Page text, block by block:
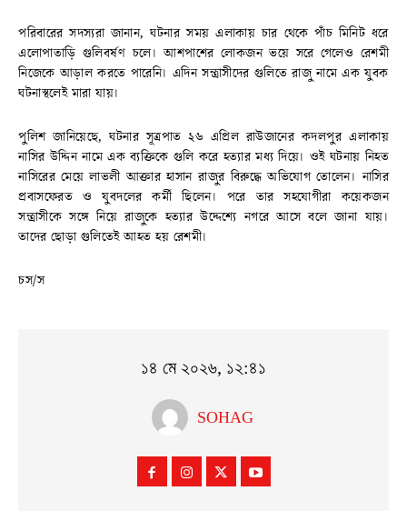
পরিবারের সদস্যরা জানান, ঘটনার সময় এলাকায় চার থেকে পাঁচ মিনিট ধরে
এলোপাতাড়ি গুলিবর্ষণ চলে। আশপাশের লোকজন ভয়ে সরে গেলেও রেশমী
নিজেকে আড়াল করতে পারেনি। এদিন সন্ত্রাসীদের গুলিতে রাজু নামে এক যুবক
ঘটনাস্থলেই মারা যায়।
পুলিশ জানিয়েছে, ঘটনার সূত্রপাত ২৬ এপ্রিল রাউজানের কদলপুর এলাকায়
নাসির উদ্দিন নামে এক ব্যক্তিকে গুলি করে হত্যার মধ্য দিয়ে। ওই ঘটনায় নিহত
নাসিরের মেয়ে লাভলী আক্তার হাসান রাজুর বিরুদ্ধে অভিযোগ তোলেন। নাসির
প্রবাসফেরত ও যুবদলের কর্মী ছিলেন। পরে তার সহযোগীরা কয়েকজন
সন্ত্রাসীকে সঙ্গে নিয়ে রাজুকে হত্যার উদ্দেশ্যে নগরে আসে বলে জানা যায়।
তাদের ছোড়া গুলিতেই আহত হয় রেশমী।
চস/স
১৪ মে ২০২৬, ১২:৪১
SOHAG